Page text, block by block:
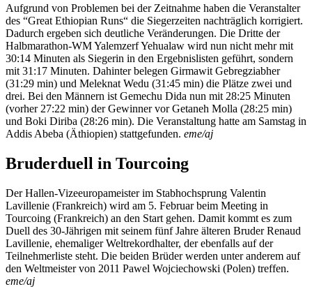
Aufgrund von Problemen bei der Zeitnahme haben die Veranstalter
des “Great Ethiopian Runs“ die Siegerzeiten nachträglich korrigiert.
Dadurch ergeben sich deutliche Veränderungen. Die Dritte der
Halbmarathon-WM Yalemzerf Yehualaw wird nun nicht mehr mit
30:14 Minuten als Siegerin in den Ergebnislisten geführt, sondern
mit 31:17 Minuten. Dahinter belegen Girmawit Gebregziabher
(31:29 min) und Meleknat Wedu (31:45 min) die Plätze zwei und
drei. Bei den Männern ist Gemechu Dida nun mit 28:25 Minuten
(vorher 27:22 min) der Gewinner vor Getaneh Molla (28:25 min)
und Boki Diriba (28:26 min). Die Veranstaltung hatte am Samstag in
Addis Abeba (Äthiopien) stattgefunden. eme/aj
Bruderduell in Tourcoing
Der Hallen-Vizeeuropameister im Stabhochsprung Valentin
Lavillenie (Frankreich) wird am 5. Februar beim Meeting in
Tourcoing (Frankreich) an den Start gehen. Damit kommt es zum
Duell des 30-Jährigen mit seinem fünf Jahre älteren Bruder Renaud
Lavillenie, ehemaliger Weltrekordhalter, der ebenfalls auf der
Teilnehmerliste steht. Die beiden Brüder werden unter anderem auf
den Weltmeister von 2011 Pawel Wojciechowski (Polen) treffen.
eme/aj